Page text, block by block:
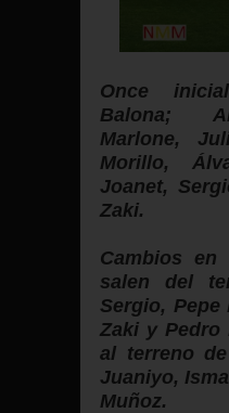
Once
Balona;
Marlone,
Morillo,
Joanet,
Zaki.
Cambios en
salen del
Sergio, Pepe
Zaki y Pedro
al terreno
Juaniyo,
Muñoz.